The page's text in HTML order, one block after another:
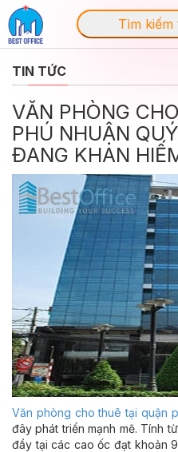
Tìm kiếm
TIN TỨC
VĂN PHÒNG
PHÚ NHUẬN
ĐANG KHAN
Văn phòng cho thuê tại quận
đây phát triển mạnh mẽ. Tính
đầy tại các cao ốc đạt khoản